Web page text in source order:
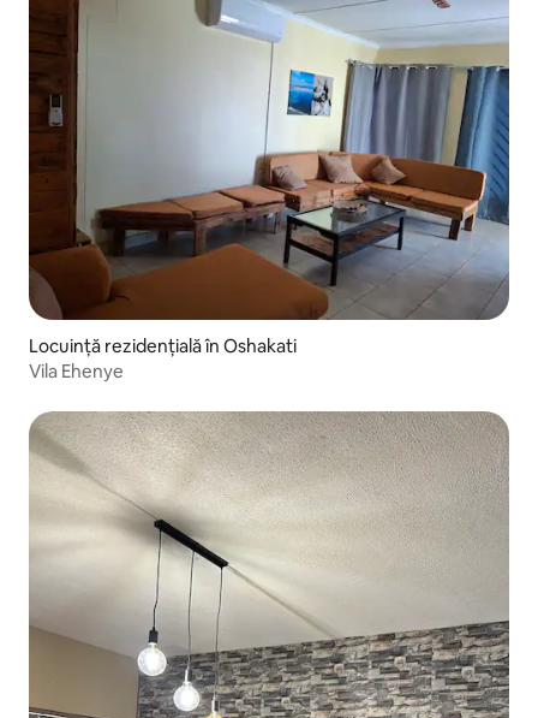
Locuință rezidențială în Oshakati
Vila Ehenye